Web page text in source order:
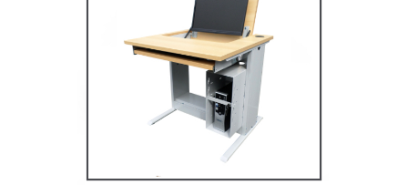
Mobilier multimédia
MOBILIER SCOLAIRE